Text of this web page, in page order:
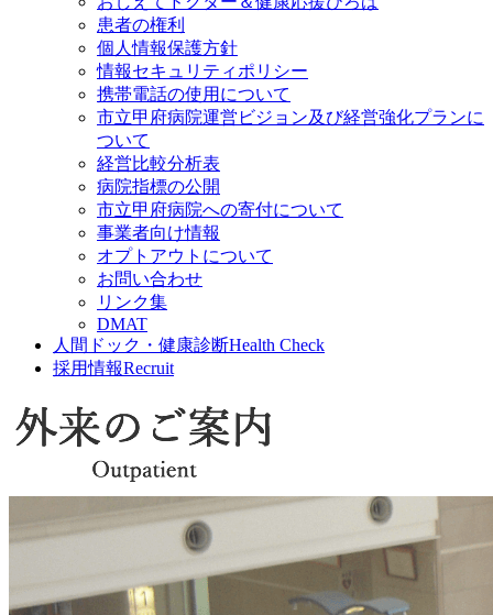
患者の権利
個人情報保護方針
情報セキュリティポリシー
携帯電話の使用について
市立甲府病院運営ビジョン及び経営強化プランに
ついて
経営比較分析表
病院指標の公開
市立甲府病院への寄付について
事業者向け情報
オプトアウトについて
お問い合わせ
リンク集
DMAT
人間ドック・健康診断Health Check
採用情報Recruit